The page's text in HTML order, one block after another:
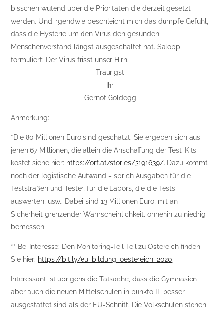
bisschen wütend über die Prioritäten die derzeit gesetzt
werden. Und irgendwie beschleicht mich das dumpfe Gefühl,
dass die Hysterie um den Virus den gesunden
Menschenverstand längst ausgeschaltet hat. Salopp
formuliert: Der Virus frisst unser Hirn.
Traurigst
Ihr
Gernot Goldegg
Anmerkung:
*Die 80 Millionen Euro sind geschätzt. Sie ergeben sich aus
jenen 67 Millionen, die allein die Anschaffung der Test-Kits
kostet siehe hier: https://orf.at/stories/3191639/. Dazu kommt
noch der logistische Aufwand – sprich Ausgaben für die
Teststraßen und Tester, für die Labors, die die Tests
auswerten, usw.. Dabei sind 13 Millionen Euro, mit an
Sicherheit grenzender Wahrscheinlichkeit, ohnehin zu niedrig
bemessen
** Bei Interesse: Den Monitoring-Teil Teil zu Östereich finden
Sie hier: https://bit.ly/eu_bildung_oestereich_2020
Interessant ist übrigens die Tatsache, dass die Gymnasien
aber auch die neuen Mittelschulen in punkto IT besser
ausgestattet sind als der EU-Schnitt. Die Volkschulen stehen